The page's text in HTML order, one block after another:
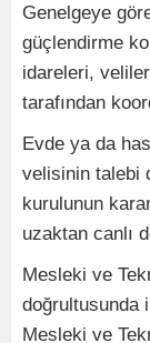
Genelgeye
güçlendirme
idareleri,
tarafından
Evde ya da
velisinin talebi
kurulunun
uzaktan canlı
Mesleki ve
doğrultusunda
Mesleki ve